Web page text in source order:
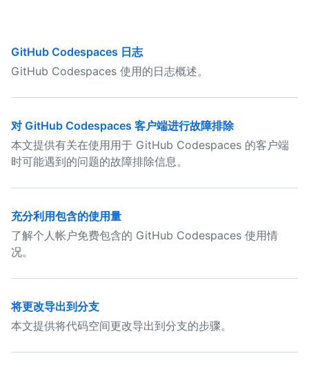
GitHub Codespaces 日志
GitHub Codespaces 使用的日志概述。
对 GitHub Codespaces 客户端进行故障排除
本文提供有关在使用用于 GitHub Codespaces 的客户端
时可能遇到的问题的故障排除信息。
充分利用包含的使用量
了解个人帐户免费包含的 GitHub Codespaces 使用情
况。
将更改导出到分支
本文提供将代码空间更改导出到分支的步骤。